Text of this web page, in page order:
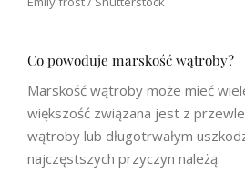
Co powoduje marskość wątroby?
Marskość wątroby może mieć
większość związana jest z
wątroby lub długotrwałym
najczęstszych przyczyn należą: